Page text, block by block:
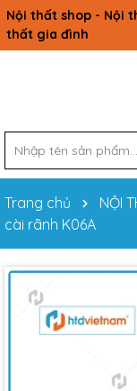
Nội thất shop - Nội
thất gia đình
Trang chủ NỘI
cài rãnh K06A